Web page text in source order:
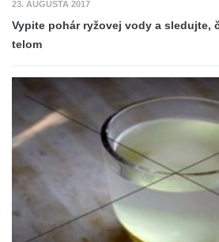
23. AUGUSTA 2017
Vypite pohár ryžovej vody a sledujte,
telom